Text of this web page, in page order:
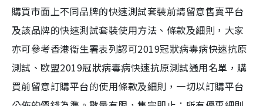
購買市面上不同品牌的快速測試套裝前請留意售賣平台
及該品牌的快速測試套裝使用方法、條款及細則，大家
亦可參考香港衞生署表列認可2019冠狀病毒病快速抗原
測試、歐盟2019冠狀病毒病快速抗原測試通用名單，購
買前留意訂購平台的使用條款及細則，一切以訂購平台